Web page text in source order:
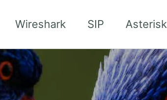
Wireshark SIP Asterisk